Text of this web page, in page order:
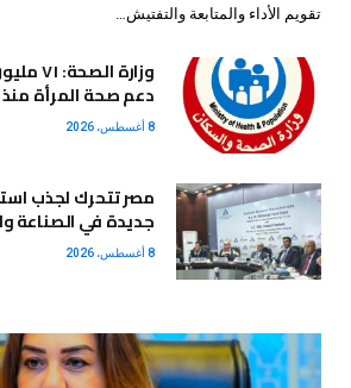
تقويم الأداء والمتابعة والتفتيش…
وزارة
دعم صحة المرأة
8 أغسطس، 2026
مصر تتحرك لجذب
جديدة في الصناعة
8 أغسطس، 2026